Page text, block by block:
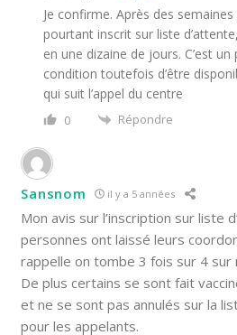
Je confirme. Après des
pourtant inscrit sur liste
en une dizaine de jours. C’est
condition toutefois d’être
qui suit l’appel du centre
0 Répondre
Sansnom il y a 5 années
Mon avis sur l’inscription sur liste
personnes ont laissé leurs
rappelle on tombe 3 fois sur 4 sur
De plus certains se sont fait
et ne se sont pas annulés sur la
pour les appelants.